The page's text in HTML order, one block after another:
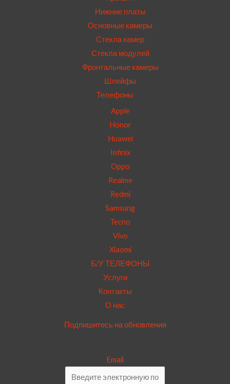
Нижние платы
Основные камеры
Стекла камер
Стекла модулей
Фронтальные камеры
Шлейфы
Телефоны
Apple
Honor
Huawei
Infinix
Oppo
Realme
Redmi
Samsung
Tecno
Vivo
Xiaomi
Б/У ТЕЛЕФОНЫ
Услуги
Контакты
О нас
Подпишитесь на обновления
Email